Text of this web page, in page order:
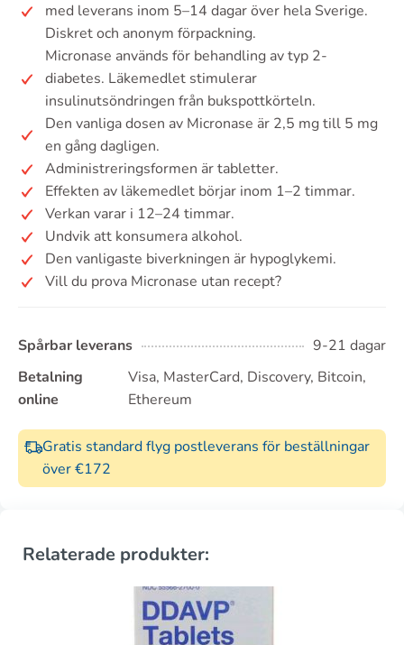
med leverans inom 5–14 dagar över hela Sverige.
Diskret och anonym förpackning.
Micronase används för behandling av typ 2-
diabetes. Läkemedlet stimulerar
insulinutsöndringen från bukspottkörteln.
Den vanliga dosen av Micronase är 2,5 mg till 5 mg
en gång dagligen.
Administreringsformen är tabletter.
Effekten av läkemedlet börjar inom 1–2 timmar.
Verkan varar i 12–24 timmar.
Undvik att konsumera alkohol.
Den vanligaste biverkningen är hypoglykemi.
Vill du prova Micronase utan recept?
Spårbar leverans
9-21 dagar
Betalning
online
Visa, MasterCard, Discovery, Bitcoin,
Ethereum
Gratis standard flyg postleverans för beställningar
över €172
Relaterade produkter: